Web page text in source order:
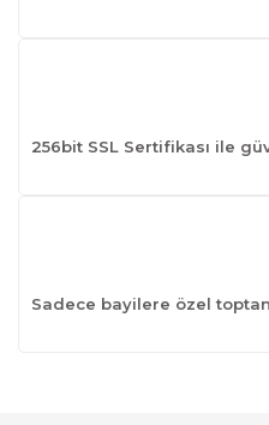
256bit SSL Sertifikası ile
Sadece bayilere özel